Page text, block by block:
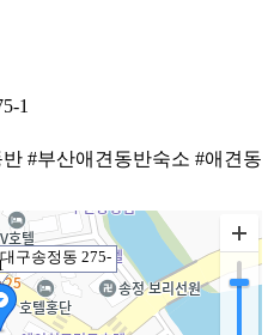
1
#부산애견동반숙소 #애견동
구송정동 275-